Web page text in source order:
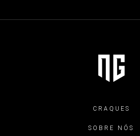
CRAQUES
SOBRE NÓS